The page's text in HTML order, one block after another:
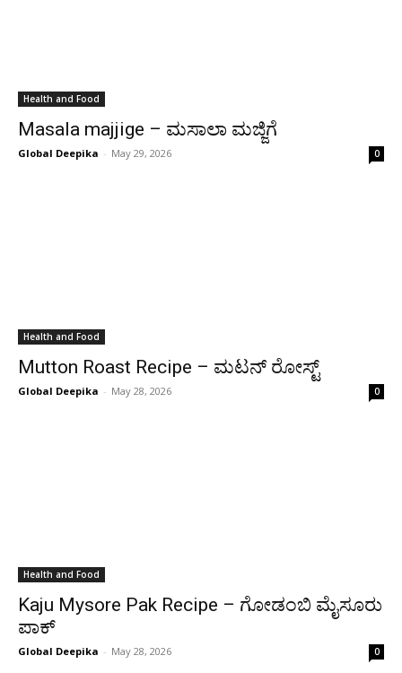
Health and Food
Masala majjige – ಮಸಾಲಾ ಮಜ್ಜಿಗೆ
Global Deepika - May 29, 2026 0
Health and Food
Mutton Roast Recipe – ಮಟನ್ ರೋಸ್ಟ್
Global Deepika - May 28, 2026 0
Health and Food
Kaju Mysore Pak Recipe – ಗೋಡಂಬಿ ಮೈಸೂರು
ಪಾಕ್
Global Deepika - May 28, 2026 0